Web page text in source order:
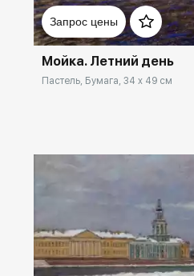
Запрос цены
Мойка. Летний день
Пастель, Бумага, 34 x 49 см
Домен: